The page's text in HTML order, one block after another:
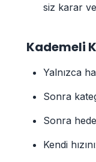
siz karar
Kademeli
Yalnızca
Sonra
Sonra
Kendi